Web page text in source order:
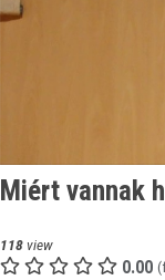
Miért vannak
118view
0.00